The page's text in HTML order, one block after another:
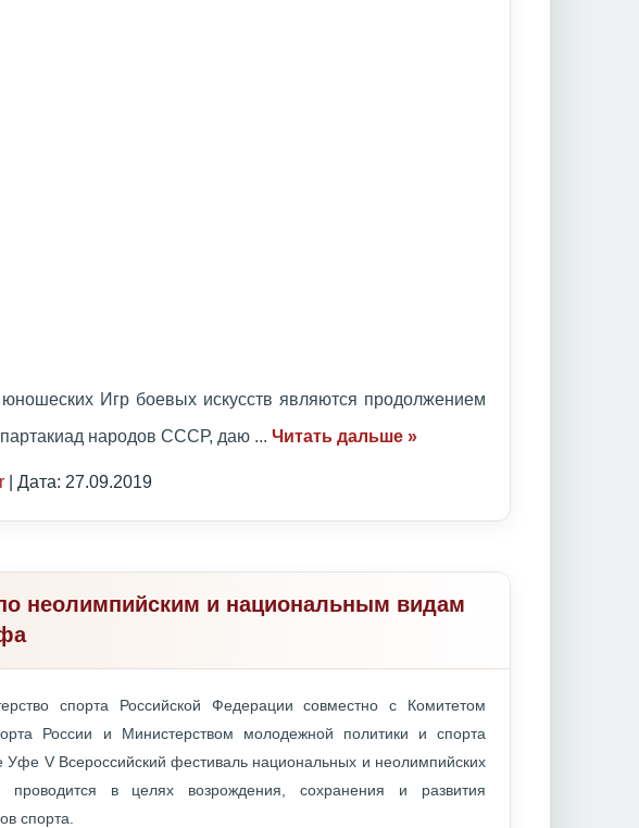
Игр боевых искусств являются продолжением
народов СССР, даю ... Читать дальше »
| Дата: 27.09.2019
неолимпийским и национальным видам
спорта Российской Федерации совместно с Комитетом
России и Министерством молодежной политики и спорта
Уфе V Всероссийский фестиваль национальных и неолимпийских
проводится в целях возрождения, сохранения и развития
спорта.